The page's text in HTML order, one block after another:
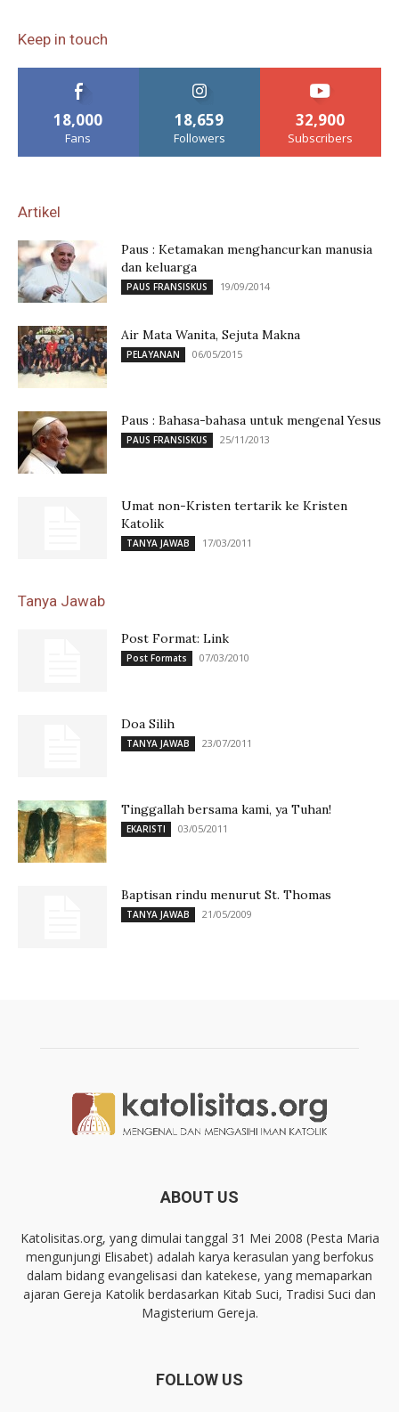
Keep in touch
18,000
Fans
18,659
Followers
32,900
Subscribers
Artikel
Paus : Ketamakan menghancurkan manusia
dan keluarga
PAUS FRANSISKUS 19/09/2014
Air Mata Wanita, Sejuta Makna
PELAYANAN 06/05/2015
Paus : Bahasa-bahasa untuk mengenal Yesus
PAUS FRANSISKUS 25/11/2013
Umat non-Kristen tertarik ke Kristen
Katolik
TANYA JAWAB 17/03/2011
Tanya Jawab
Post Format: Link
Post Formats 07/03/2010
Doa Silih
TANYA JAWAB 23/07/2011
Tinggallah bersama kami, ya Tuhan!
EKARISTI 03/05/2011
Baptisan rindu menurut St. Thomas
TANYA JAWAB 21/05/2009
ABOUT US
Katolisitas.org, yang dimulai tanggal 31 Mei 2008 (Pesta Maria
mengunjungi Elisabet) adalah karya kerasulan yang berfokus
dalam bidang evangelisasi dan katekese, yang memaparkan
ajaran Gereja Katolik berdasarkan Kitab Suci, Tradisi Suci dan
Magisterium Gereja.
FOLLOW US